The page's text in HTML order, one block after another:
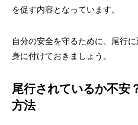
を促す内容となっています。
自分の安全を守るために、尾行
身に付けておきましょう。
尾行されているか不安
方法